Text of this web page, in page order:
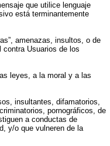
que utilice lenguaje
está terminantemente
amenazas, insultos, o de
contra Usuarios de los
leyes, a la moral y a las
insultantes, difamatorios,
pornográficos, de
a conductas de
y/o que vulneren de la